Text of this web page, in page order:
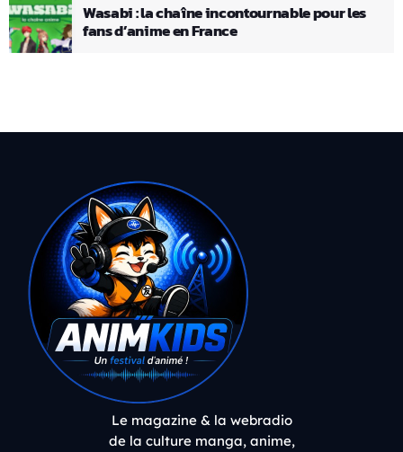
Wasabi : la chaîne incontournable pour les
fans d’anime en France
Le magazine & la webradio
de la culture manga, anime,